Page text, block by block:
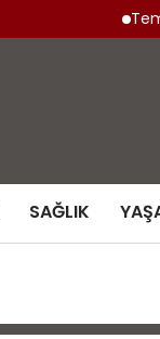
SAĞLIK